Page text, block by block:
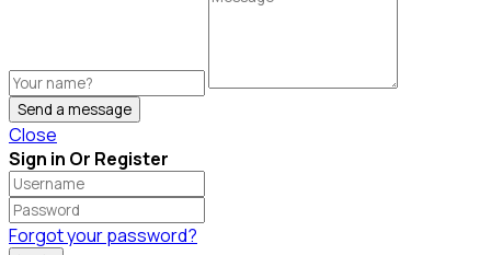
Send a message
Close
Sign in Or Register
Forgot your password?